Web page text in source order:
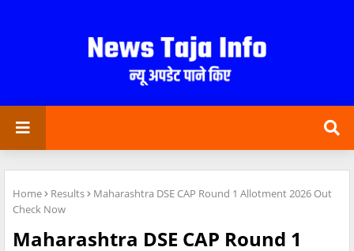
Home Results
Maharashtra DSE CAP Round 1 Allotment 2026 Out
Check Now
Maharashtra DSE CAP Round 1